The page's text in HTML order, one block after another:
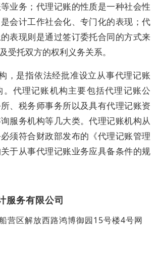
业务；代理记账的性质是一种社会性
会计工作社会化、专门化的表现；代
表现则是通过签订委托合同的方式来
受托双方的权利义务关系。
，是指依法经批准设立从事代理记账
。代理记账机构主要包括代理记账公
、税务师事务所以及具有代理记账资
服务机构等几大类。代理记账机构从
须符合财政部发布的《代理记账管理
于从事代理记账业务应具备条件的规
服务有限公司
营区解放西路鸿博御园15号楼4号网